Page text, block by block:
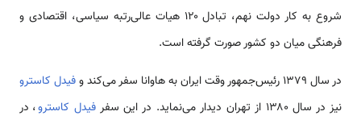
شروع به کار دولت نهم، تبادل ۱۲۰ هیات عالی‌رتبه سیاسی، اقتصادی و
فرهنگی میان دو کشور صورت گرفته است.
در سال ۱۳۷۹ رئیس‌جمهور وقت ایران به هاوانا سفر می‌کند و
فیدل کاسترو
نیز در سال ۱۳۸۰ از تهران دیدار می‌نماید. در این سفر
فیدل کاسترو، در